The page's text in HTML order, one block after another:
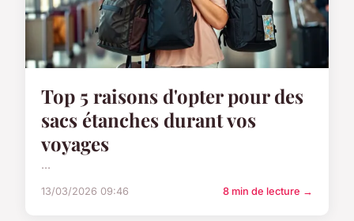
Top 5 raisons d'opter pour des
sacs étanches durant vos
voyages
...
13/03/2026 09:46 8 min de lecture →